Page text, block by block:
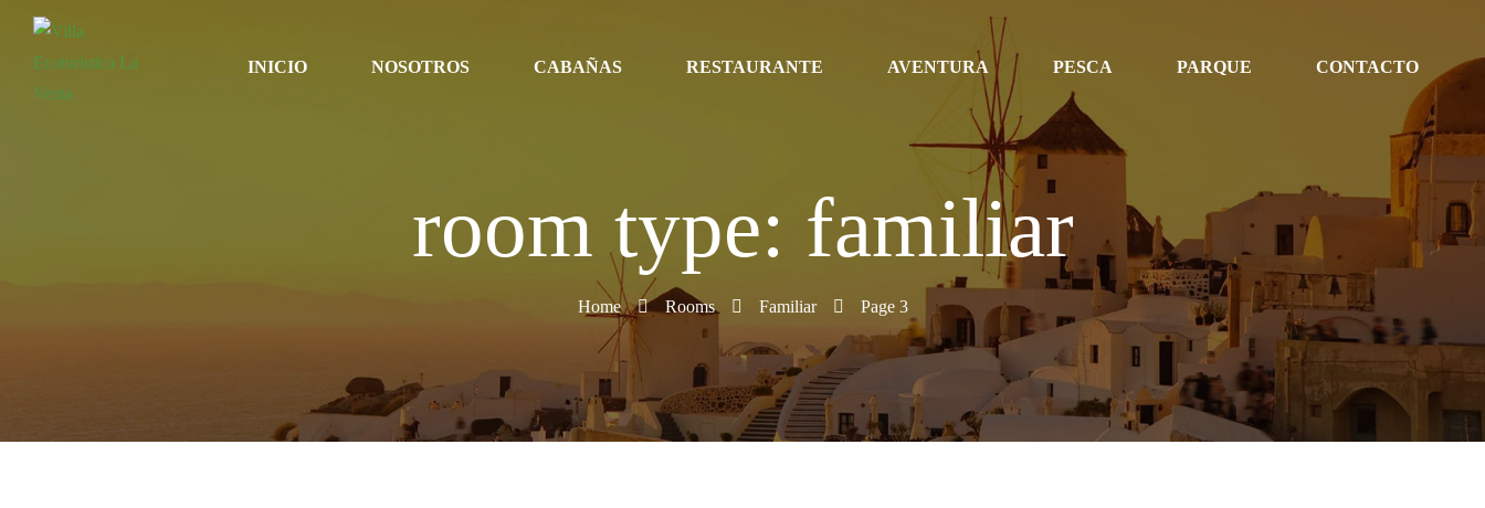
INICIO NOSOTROS CABAÑAS RESTAURANTE AVENTURA PESCA PARQUE CONTACTO
room type: familiar
Home Rooms Familiar Page 3